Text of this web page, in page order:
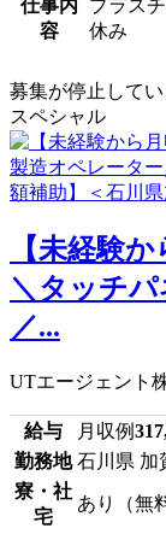
仕事内
容
プラス
休み
募集が停止して
スペシャル
【未経験
＼タッチ
／...
UTエージェント
給与 月収例
勤務地 石川県 加
寮・社
宅
あり（無